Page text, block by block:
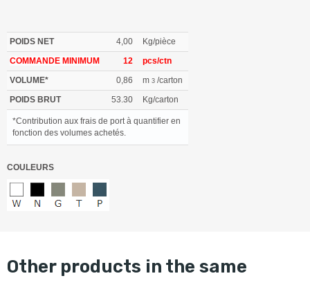
*Contribution aux frais de port à quantifier en
fonction des volumes achetés.
POIDS NET 4,00
Kg/pièce
COMMANDE MINIMUM
12
pcs/ctn
VOLUME*
0,86 m 3 /carton
POIDS BRUT
53.30 Kg/carton
COULEURS
other products in the same